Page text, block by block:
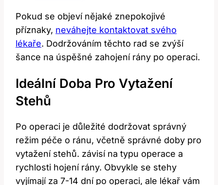
Pokud se ⁣objeví nějaké‌ znepokojivé⁤
příznaky, ⁣ neváhejte kontaktovat svého
lékaře. Dodržováním těchto ⁢rad se zvýší‍
šance ​na​ úspěšné zahojení ‌rány⁣ po ​operaci.
Ideální ‌doba Pro Vytažení
Stehů
Po operaci je důležité dodržovat správný
⁢režim⁤ péče o ránu, včetně správné⁢ doby pro​
vytažení stehů. závisí na typu ⁤operace⁣ a
‌rychlosti hojení ⁤rány.⁣ Obvykle se stehy⁤
vyjímají za 7-14 dní po operaci, ale​ lékař vám